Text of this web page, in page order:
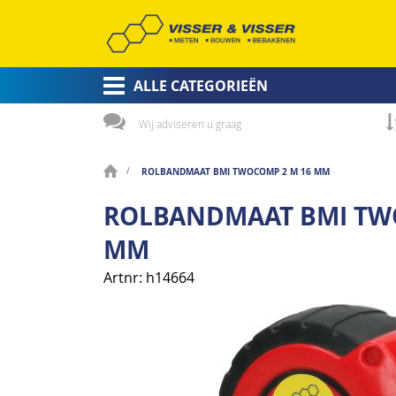
ALLE CATEGORIEËN
Wij adviseren u graag
ROLBANDMAAT BMI TWOCOMP 2 M 16 MM
ROLBANDMAAT BMI
MM
Artnr h14664